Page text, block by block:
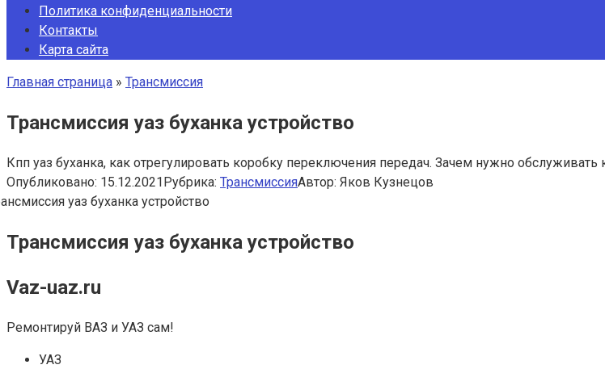
Политика конфиденциальности
Контакты
Карта сайта
Главная страница » Трансмиссия
Трансмиссия уаз буханка устройство
Кпп уаз буханка, как отрегулировать коробку переключения передач. Зачем нужно обслуживать
Опубликовано: 15.12.2021Рубрика: ТрансмиссияАвтор: Яков Кузнецов
Трансмиссия уаз буханка устройство
Vaz-uaz.ru
Ремонтируй ВАЗ и УАЗ сам!
УАЗ